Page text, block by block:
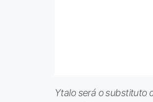
Ytalo será o substituto